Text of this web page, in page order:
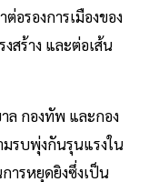
ต่อรองการเมืองของ
สร้าง และต่อเส้น
ล กองทัพ และกอง
รบพุ่งกันรุนแรงใน
ารหยุดยิงซึ่งเป็น